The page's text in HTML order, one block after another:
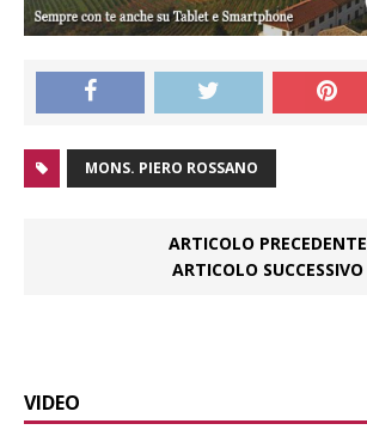
MONS. PIERO ROSSANO
ARTICOLO PRECEDENTE
ARTICOLO SUCCESSIVO
VIDEO